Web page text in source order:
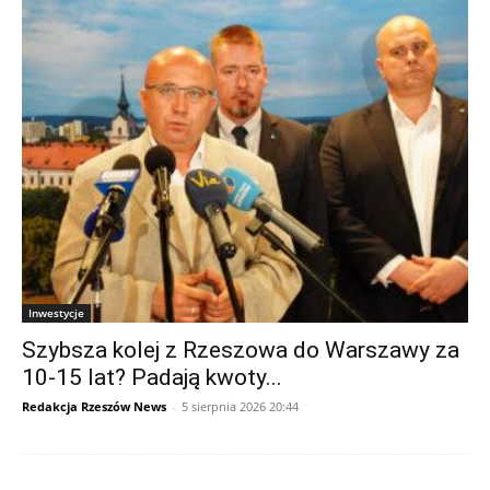
Inwestycje
Szybsza kolej z Rzeszowa do Warszawy za
10-15 lat? Padają kwoty...
Redakcja Rzeszów News - 5 sierpnia 2026 20:44